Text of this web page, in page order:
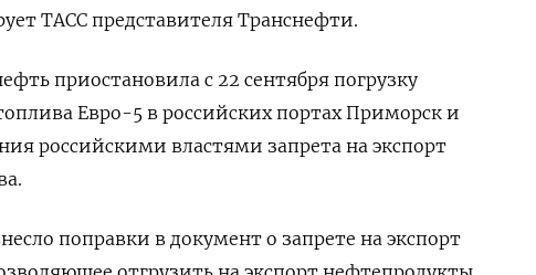
ТАСС представителя Транснефти.
приостановила с 22 сентября погрузку
Евро-5 в российских портах Приморск и
российскими властями запрета на экспорт
поправки в документ о запрете на экспорт